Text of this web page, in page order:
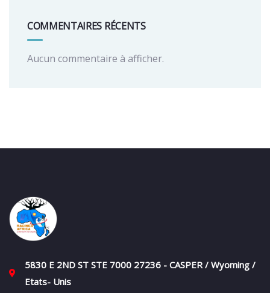
COMMENTAIRES RÉCENTS
Aucun commentaire à afficher.
5830 E 2ND ST STE 7000 27236 - CASPER / Wyoming /
Etats- Unis